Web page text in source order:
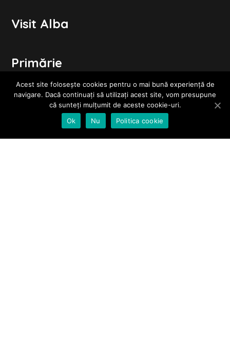
Visit Alba
Primărie
Consiliul Local
Proiecte şi investiţii
Acest site folosește cookies pentru o mai bună experiență de
navigare. Dacă continuați să utilizați acest site, vom presupune
că sunteți mulțumit de aceste cookie-uri.
Ok
Nu Politica cookie